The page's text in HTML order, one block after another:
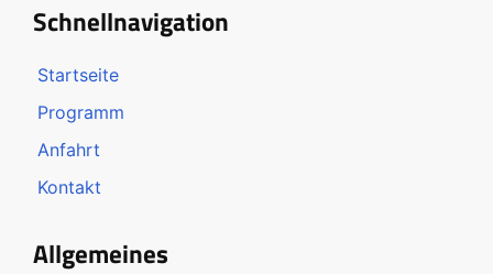
Schnellnavigation
Startseite
Programm
Anfahrt
Kontakt
Allgemeines